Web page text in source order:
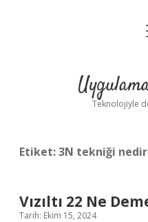
Teknolojiyle
Etiket:3N tekniği nedir
Vızıltı 22 Ne
Tarih: Ekim 15, 2024